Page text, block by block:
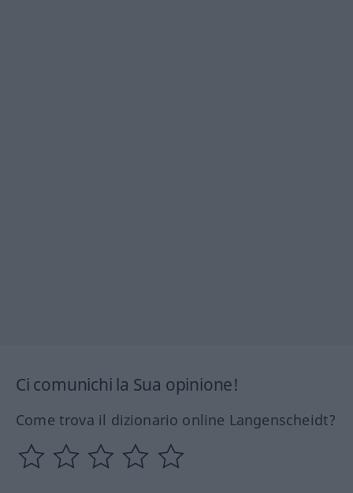
Ci comunichi la Sua opinione!
Come trova il dizionario online Langenscheidt?